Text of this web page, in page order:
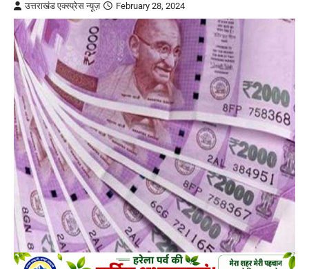
उत्तराखंड एक्स्प्रेस न्यूज़ February 28, 2024